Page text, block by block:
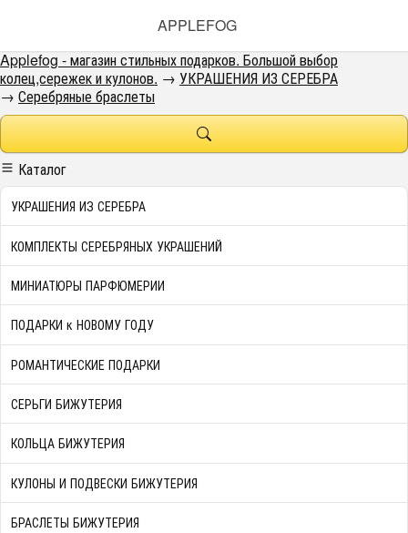
APPLEFOG
Applefog - магазин стильных подарков. Большой выбор
колец,сережек и кулонов. → УКРАШЕНИЯ ИЗ СЕРЕБРА
→ Серебряные браслеты
Каталог
УКРАШЕНИЯ ИЗ СЕРЕБРА
КОМПЛЕКТЫ СЕРЕБРЯНЫХ УКРАШЕНИЙ
МИНИАТЮРЫ ПАРФЮМЕРИИ
ПОДАРКИ к НОВОМУ ГОДУ
РОМАНТИЧЕСКИЕ ПОДАРКИ
СЕРЬГИ БИЖУТЕРИЯ
КОЛЬЦА БИЖУТЕРИЯ
КУЛОНЫ И ПОДВЕСКИ БИЖУТЕРИЯ
БРАСЛЕТЫ БИЖУТЕРИЯ